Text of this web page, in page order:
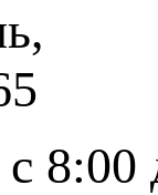
8:00